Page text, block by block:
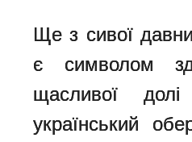
Ще з сивої
є символом
щасливої
український